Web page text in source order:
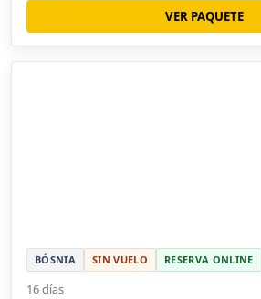
VER PAQUETE
BÓSNIA SIN VUELO RESERVA ONLINE
16 días